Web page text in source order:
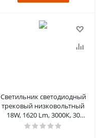
Светильник светодиодный
трековый низковольтный
18W, 1620 Lm, 3000К, 30
градусов, черный, MGN300